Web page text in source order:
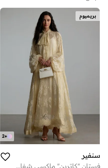
توصيل مجاني
تم بيع أكثر من 50 مؤخرا
بريميوم
+
2
سنفير
فستان "كاترين" ماكسي شفاف من الدانتيل بنقشة الزهور